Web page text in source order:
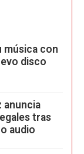
música con
disco
anuncia
tras
audio